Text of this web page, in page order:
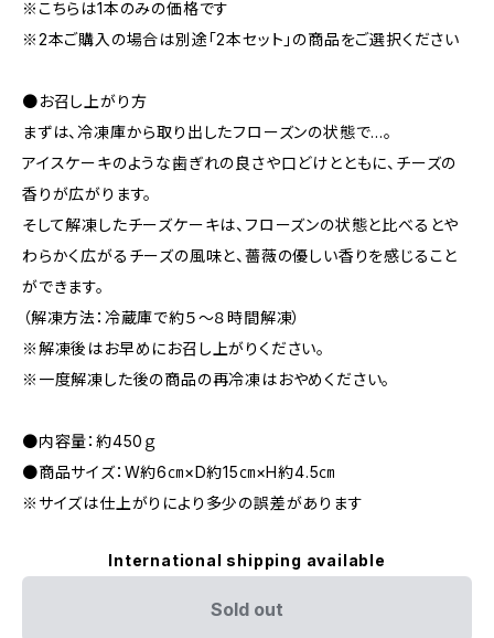
※こちらは1本のみの価格です
※2本ご購入の場合は別途「2本セット」の商品をご選択ください
●お召し上がり方
まずは、冷凍庫から取り出したフローズンの状態で…。
アイスケーキのような歯ぎれの良さや口どけとともに、チーズの
香りが広がります。
そして解凍したチーズケーキは、フローズンの状態と比べるとや
わらかく広がるチーズの風味と、薔薇の優しい香りを感じること
ができます。
（解凍方法：冷蔵庫で約５～８時間解凍）
※解凍後はお早めにお召し上がりください。
※一度解凍した後の商品の再冷凍はおやめください。
●内容量：約450ｇ
●商品サイズ：W約6㎝×D約15㎝×H約4.5㎝
※サイズは仕上がりにより多少の誤差があります
International shipping available
Sold out